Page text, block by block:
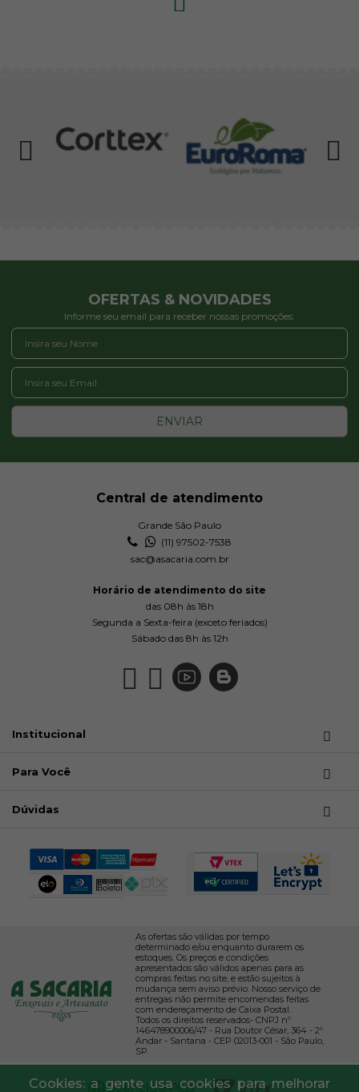
Cookies: a gente usa cookies para melhorar
OFERTAS & NOVIDADES
Informe seu email para receber nossas promoções:
ENVIAR
Central de atendimento
Grande São Paulo
(11) 97502-7538
sac@asacaria.com.br
Horário de atendimento do site
das 08h às 18h
Segunda a Sexta-feira (exceto feriados)
Sábado das 8h às 12h
Institucional
Para Você
Dúvidas
As ofertas são válidas por tempo
determinado e/ou enquanto durarem os
estoques. Os preços e condições
apresentados são válidos apenas para as
compras feitas no site, e estão sujeitos à
mudança sem aviso prévio. Nosso serviço de
entregas não permite encomendas feitas
com endereçamento de Caixa Postal.
Todos os direitos reservados- CNPJ nº
146478900006/47 - Rua Doutor César, 364 - 2º
Andar - Santana - CEP 02013-001 - São Paulo,
SP.